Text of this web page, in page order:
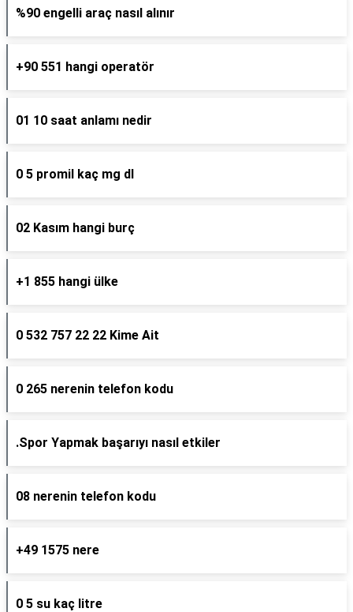
%90 engelli araç nasıl alınır
+90 551 hangi operatör
01 10 saat anlamı nedir
0 5 promil kaç mg dl
02 Kasım hangi burç
+1 855 hangi ülke
0 532 757 22 22 Kime Ait
0 265 nerenin telefon kodu
.Spor Yapmak başarıyı nasıl etkiler
08 nerenin telefon kodu
+49 1575 nere
0 5 su kaç litre